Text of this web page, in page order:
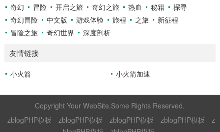
奇幻
冒险 开启之旅 奇幻之旅 热血 秘籍
探寻
奇幻冒险
中文版 游戏体验 旅程 之旅
新征程
冒险之旅
奇幻世界 深度剖析
友情链接
小火箭 小火箭加速
Copyright Your WebSite.Some Rights Reserved.
zblogPHP模板
zblogPHP模板 zblogPHP模板 zblogPHP模板
z